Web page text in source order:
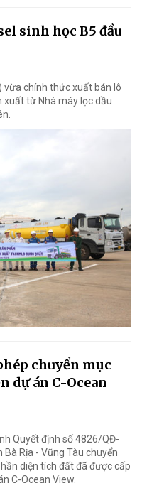
sinh học B5 đầu
vừa chính thức xuất bán lô
xuất từ Nhà máy lọc dầu
chuyển mục
dự án C-Ocean
Quyết định số 4826/QĐ-
Bà Rịa - Vũng Tàu chuyển
diện tích đất đã được cấp
C-Ocean View.